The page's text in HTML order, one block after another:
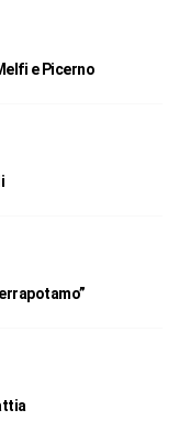
e Picerno